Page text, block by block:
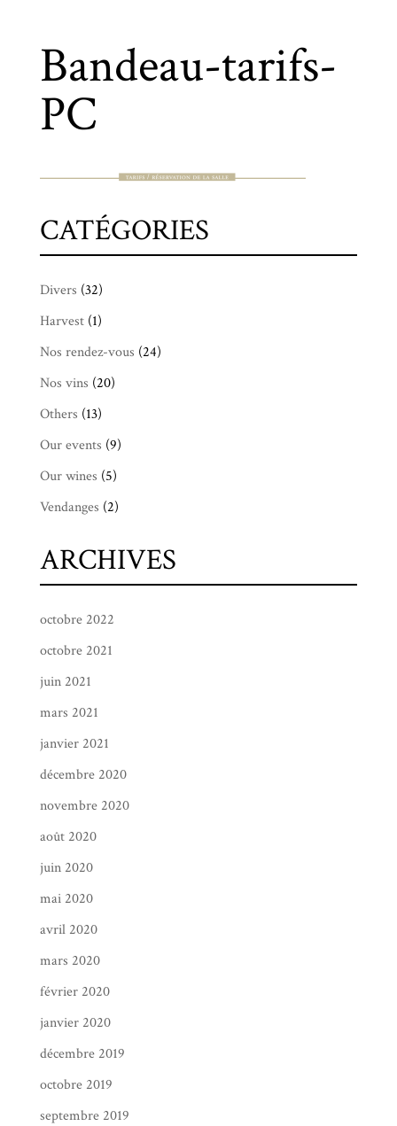
Bandeau-tarifs-
PC
CATÉGORIES
Divers (32)
Harvest(1)
Nos rendez-vous (24)
Nos vins (20)
Others (13)
Our events (9)
Our wines (5)
Vendanges (2)
ARCHIVES
octobre 2022
octobre 2021
juin 2021
mars 2021
janvier 2021
décembre 2020
novembre 2020
août 2020
juin 2020
mai 2020
avril 2020
mars 2020
février 2020
janvier 2020
décembre 2019
octobre 2019
septembre 2019